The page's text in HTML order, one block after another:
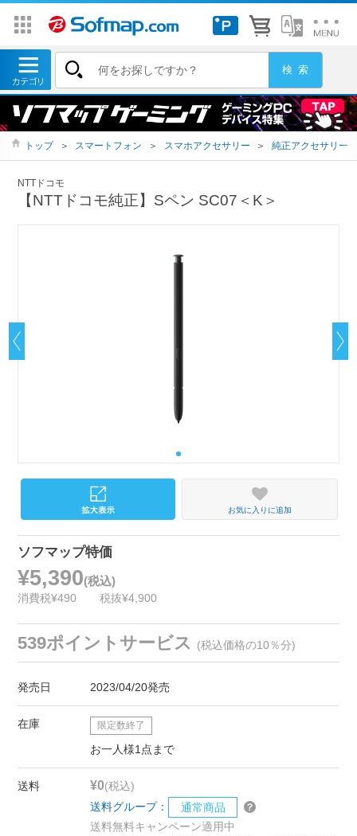
トップ ＞ スマートフォン ＞ スマホアクセサリー ＞ 純正アクセサリー
NTTドコモ
【NTTドコモ純正】Sペン SC07＜K＞
お気に入りに追加
ソフマップ特価
¥5,390(税込)
消費税¥490 税抜¥4,900
539ポイントサービス (税込価格の10％分)
発売日 2023/04/20発売
在庫 限定数終了
お一人様1点まで
送料 ¥0(税込)
送料グループ：
通常商品
送料無料キャンペーン適用中